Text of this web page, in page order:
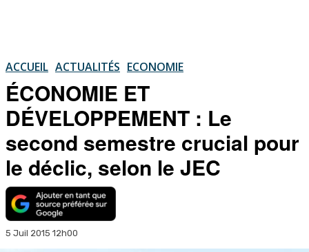
ACCUEIL ACTUALITÉS ECONOMIE
ÉCONOMIE ET
DÉVELOPPEMENT : Le
second semestre crucial pour
le déclic, selon le JEC
5 Juil 2015 12h00